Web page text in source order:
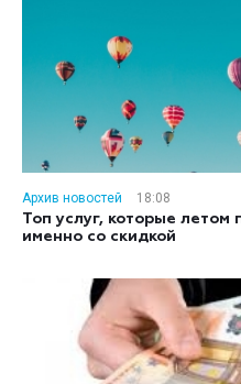
Архив новостей
18:08
Топ услуг, которые летом
именно со скидкой